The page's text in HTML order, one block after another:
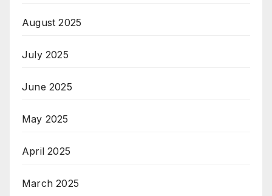
August 2025
July 2025
June 2025
May 2025
April 2025
March 2025